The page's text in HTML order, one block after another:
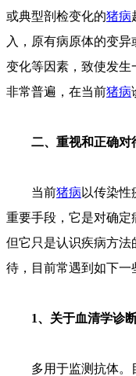
或典型剖检变化的猪病
入，原有病原体的变
变化等因素，致使发生
非常普遍，在当前猪病
二、重视和正确对
当前猪病 以传染性
重要手段，它是对确定
但它只是认识疾病方
待，目前常遇到如下一
1、关于血清学诊
多用于监测抗体。